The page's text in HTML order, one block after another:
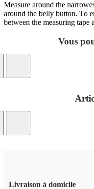
Measure around the
around the belly button. To
between the measuring tape
Vous
Livraison à domicile